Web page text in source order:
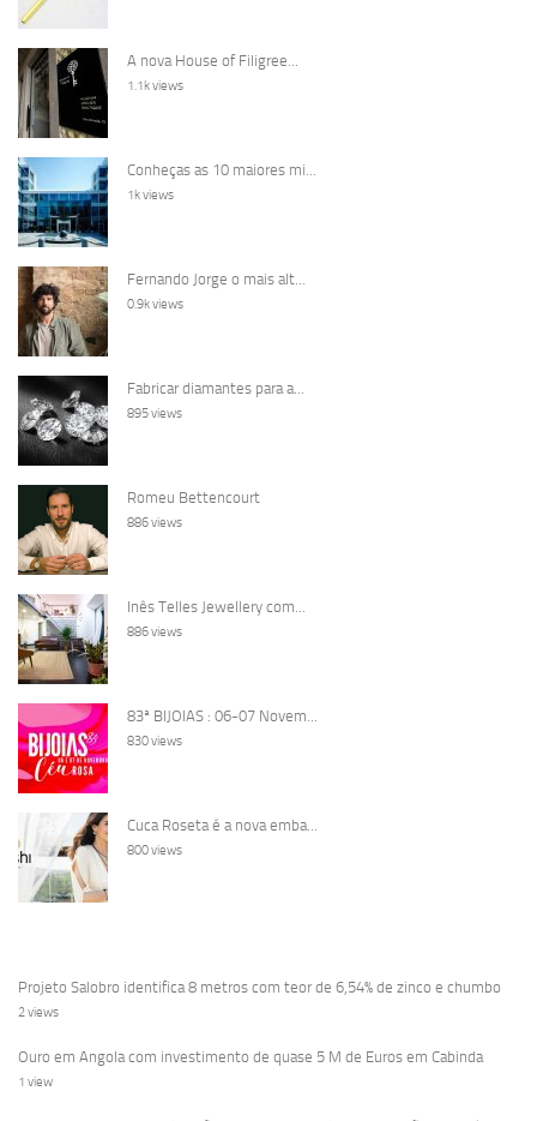
A nova House of Filigree...
1.1k views
Conheças as 10 maiores mi...
1k views
Fernando Jorge o mais alt...
0.9k views
Fabricar diamantes para a...
895 views
Romeu Bettencourt
886 views
Inês Telles Jewellery com...
886 views
83ª BIJOIAS : 06-07 Novem...
830 views
Cuca Roseta é a nova emba...
800 views
Projeto Salobro identifica 8 metros com teor de 6,54% de zinco e chumbo
2 views
Ouro em Angola com investimento de quase 5 M de Euros em Cabinda
1 view